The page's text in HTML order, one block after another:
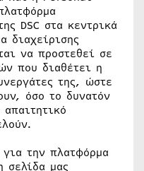
DSC στα κεντρικά
διαχείρισης
να προστεθεί σε
που διαθέτει η
της, ώστε
όσο το δυνατόν
την πλατφόρμα
σελίδα μας